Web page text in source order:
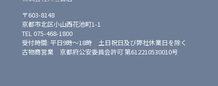
〒603-8148
京都市北区小山西花池町1-1
TEL 075-468-1800
受付時間: 平日9時〜18時 土日祝日及び弊社休業日を除く
古物商営業 京都府公安委員会許可 第612210530010号